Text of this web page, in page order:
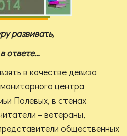
развивать,
ответе…
в качестве девиза
центра
Полевых, в стенах
– ветераны,
общественных